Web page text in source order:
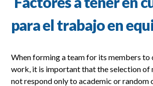
para el trabajo en
When forming a team for its members to
work, it is important that the selection of
not respond only to academic or random